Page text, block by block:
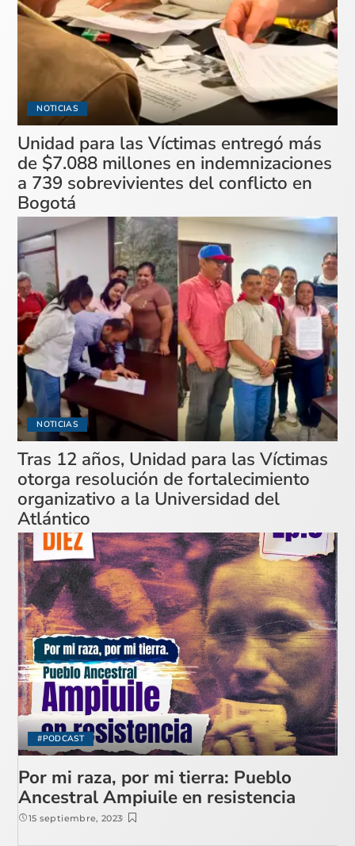
NOTICIAS
Unidad para las Víctimas entregó más
de $7.088 millones en indemnizaciones
a 739 sobrevivientes del conflicto en
Bogotá
NOTICIAS
Tras 12 años, Unidad para las Víctimas
otorga resolución de fortalecimiento
organizativo a la Universidad del
Atlántico
#PODCAST
Por mi raza, por mi tierra: Pueblo
Ancestral Ampiuile en resistencia
15 septiembre, 2023